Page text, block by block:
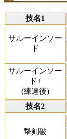
技名1
サルーインソー
ド
サルーインソー
ド+
(練達後)
技名2
撃剣破